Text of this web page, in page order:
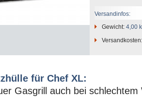
Versandinfos:
Gewicht: 4,00
für Chef XL:
Gasgrill auch bei